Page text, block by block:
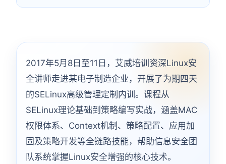
2017年5月8日至11日，艾威培训资深Linux安
全讲师走进某电子制造企业，开展了为期四天
的SELinux高级管理定制内训。课程从
SELinux理论基础到策略编写实战，涵盖MAC
权限体系、Context机制、策略配置、应用加
固及策略开发等全链路技能，帮助信息安全团
队系统掌握Linux安全增强的核心技术。